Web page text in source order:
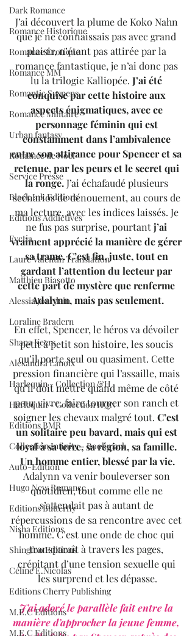
Dark Romance
Romance Historique
Romance Erotique
Romance MM
Romantic Suspens
Romance Militaire
Urban fantasy
Romance de Noël
Service Presse
Black Ink Editions
Editions Addictives
Fyctia
Laure Valentin Translation
Matthieu Biasotto
Alessia Jourdain
Loraline Bradern
Shana Keers
Alexandra Lanoix
Harlequin - Collection &H
Harlequin - Collection HQN
Editions BMR
Collection Infinity - Bookmark
Auto-Edition
Hugo New Romance
Editions Butterfly
Nisha Editions
Shingfoo Editions
Céline E.Nicolas
Editions Cherry Publishing
M.E.C Editions
M.E.C Editions
J’ai découvert la plume de Koko Nahn
que je ne connaissais pas avec grand
plaisir, n’étant pas attirée par la
romance fantastique, je n’ai donc pas
lu la trilogie Kalliopée. J’ai été
conquise par cette histoire aux
aspects énigmatiques, avec ce
personnage féminin qui est
constamment dans l’ambivalence
entre son attirance pour Spencer et sa
retenue, par les peurs et le secret qui
la ronge. J’ai échafaudé plusieurs
scénarios de dénouement, au cours de
ma lecture, avec les indices laissés. Je
ne fus pas surprise, pourtant j’ai
vraiment apprécié la manière de gérer
sa trame. C’est fin, juste, tout en
gardant l’attention du lecteur par
cette part de mystère que renferme
Adalynn, mais pas seulement.
En effet, Spencer, le héros va dévoiler
petit à petit son histoire, les soucis
qu’il porte seul ou quasiment. Cette
pression financière qui l’assaille, mais
qu’il doit mettre quand même de côté
pour vivre, faire tourner son ranch et
soigner les chevaux malgré tout. C’est
un solitaire peu bavard, mais qui est
loyal à sa terre, sa région, sa famille.
Un homme entier, blessé par la vie.
Adalynn va venir bouleverser son
quotidien, tout comme elle ne
s’attendait pas à autant de
répercussions de sa rencontre avec cet
homme. C’est une onde de choc qui
transparaît à travers les pages,
crépitant d’une tension sexuelle qui
les surprend et les dépasse.
J’ai adoré le parallèle fait entre la
manière d’approcher la jeune femme,